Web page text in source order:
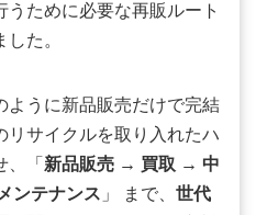
ために必要な再販ルート
た。
ように新品販売だけで完結
リサイクルを取り入れたハ
「 新品販売 → 買取 → 中
ンテナンス 」 まで、 世代